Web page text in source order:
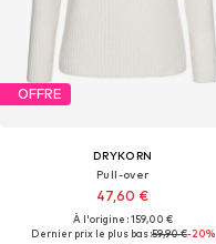
OFFRE
DRYKORN
Pull-over
47,60 €
À l'origine : 159,00 €
Dernier prix le plus bas :59,90 €-20%